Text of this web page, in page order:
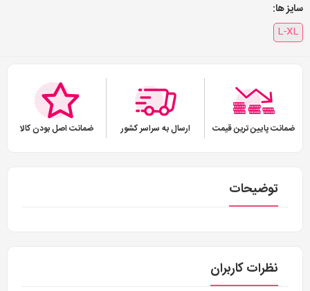
سایز ها:
L-XL
ضمانت پایین ترین قیمت ارسال به سراسر کشور ضمانت اصل بودن کالا
توضیحات
نظرات کاربران